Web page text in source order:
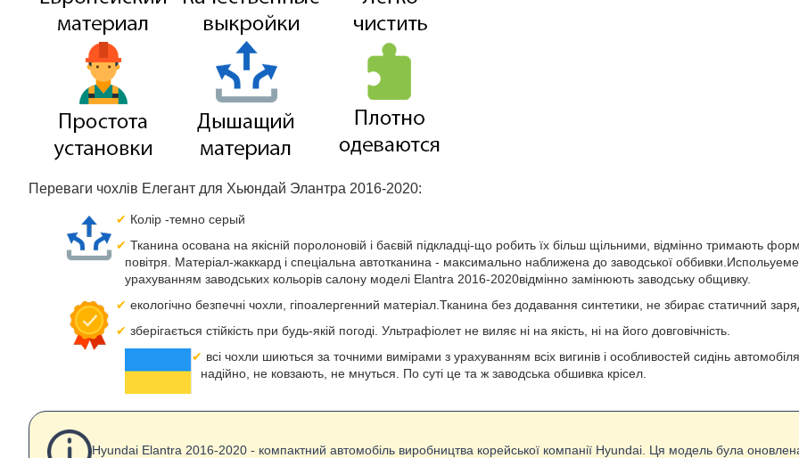
Переваги чохлів Елегант для Хьюндай Элантра 2016-2020:
Колір -темно серый
Тканина осована на якісній поролоновій і баєвій підкладці-що робить їх більш щільними, відмінно тримають
повітря. Матеріал-жаккард і спеціальна автотканина - максимально наближена до заводської оббивки.Испольуеме
урахуванням заводських кольорів салону моделі Elantra 2016-2020відмінно замінюють заводську общивку.
екологічно безпечні чохли, гіпоалергенний матеріал.Тканина без додавання синтетики, не збирає статичний
зберігається стійкість при будь-якій погоді. Ультрафіолет не виляє ні на якість, ні на його довговічність.
всі чохли шиються за точними вимірами з урахуванням всіх вигинів і особливостей сидінь
надійно, не ковзають, не мнуться. По суті це та ж заводська обшивка крісел.
Hyundai Elantra 2016-2020 - компактний автомобіль виробництва корейської компанії Hyundai. Ця модель була